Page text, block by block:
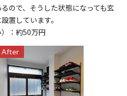
ので、そうした状態になっても玄
置しています。
：約50万円
After